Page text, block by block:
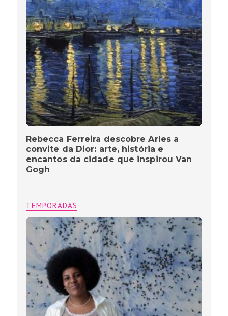
Rebecca Ferreira descobre Arles a
convite da Dior: arte, história e
encantos da cidade que inspirou Van
Gogh
TEMPORADAS